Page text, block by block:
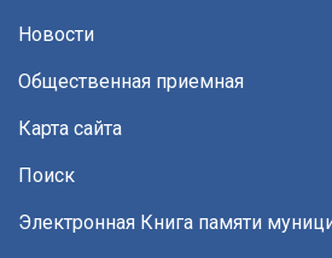
Новости
Общественная приемная
Карта сайта
Поиск
Электронная Книга памяти